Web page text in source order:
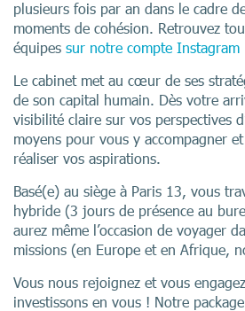
plusieurs fois par an dans le cadre
moments de cohésion. Retrouvez
équipes sur notre compte Instagram
Le cabinet met au cœur de ses
de son capital humain. Dès votre
visibilité claire sur vos perspectives
moyens pour vous y accompagner
réaliser vos aspirations.
Basé(e) au siège à Paris 13, vous
hybride (3 jours de présence au
aurez même l’occasion de voyager
missions (en Europe et en Afrique,
Vous nous rejoignez et vous
investissons en vous ! Notre